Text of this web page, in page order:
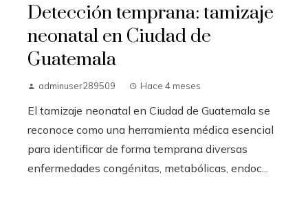
Detección temprana: tamizaje
neonatal en Ciudad de
Guatemala
adminuser289509 Hace 4 meses
El tamizaje neonatal en Ciudad de Guatemala se
reconoce como una herramienta médica esencial
para identificar de forma temprana diversas
enfermedades congénitas, metabólicas, endoc...